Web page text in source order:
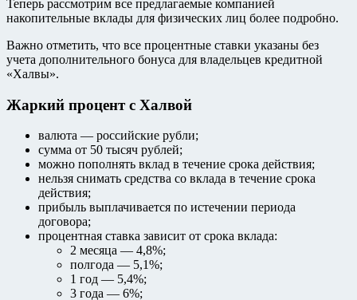
Теперь рассмотрим все предлагаемые компанией
накопительные вклады для физических лиц более подробно.
Важно отметить, что все процентные ставки указаны без
учета дополнительного бонуса для владельцев кредитной
«Халвы».
Жаркий процент с Халвой
валюта — российские рубли;
сумма от 50 тысяч рублей;
можно пополнять вклад в течение срока действия;
нельзя снимать средства со вклада в течение срока
действия;
прибыль выплачивается по истечении периода
договора;
процентная ставка зависит от срока вклада:
2 месяца — 4,8%;
полгода — 5,1%;
1 год — 5,4%;
3 года — 6%;